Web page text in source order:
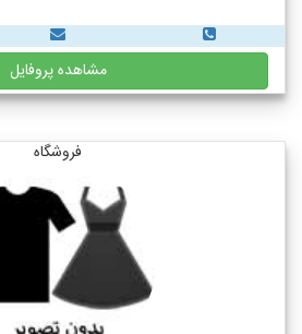
مشاهده پروفایل
فروشگاه